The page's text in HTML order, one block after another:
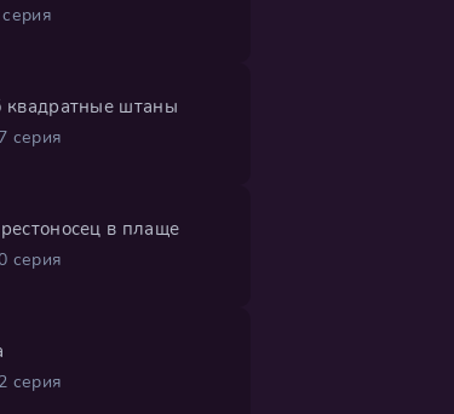
квадратные штаны
серия
в плаще
серия
серия